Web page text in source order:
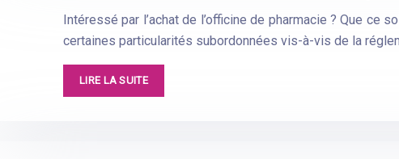
Intéressé par l’achat de l’officine de pharmacie ? Que
certaines particularités subordonnées vis-à-vis de la
LIRE LA SUITE